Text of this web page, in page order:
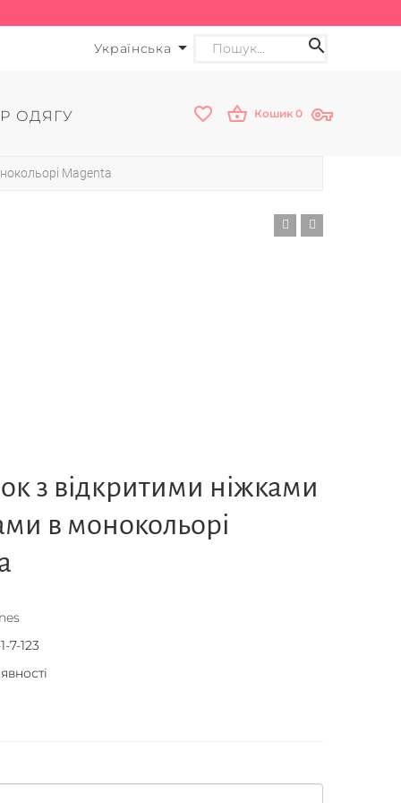
Українська
ОДЯГУ Кошик 0
Magenta
з відкритими ніжками
в монокольорі
7-123